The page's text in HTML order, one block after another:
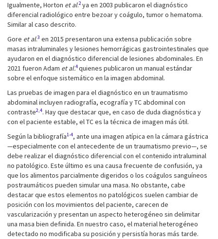
Igualmente, Horton et al.2ya en 2003 publicaron el diagnóstico
diferencial radiológico entre bezoar y coágulo, tumor o hematoma.
Similar al caso descrito.
Gore et al.3 en 2015 presentaron una extensa publicación sobre
masas intraluminales y lesiones hemorrágicas gastrointestinales que
ayudaron en el diagnóstico diferencial de lesiones abdominales. En
2021 fueron Adam et al.4quienes publicaron un manual estándar
sobre el enfoque sistemático en la imagen abdominal.
Las pruebas de imagen para el diagnóstico en un traumatismo
abdominal incluyen radiografía, ecografía y TC abdominal con
contraste2,4. Hay que destacar que, en caso de duda diagnóstica y
con el paciente estable, el TC es la técnica de imagen más útil.
Según la bibliografía1-4, ante una imagen atípica en la cámara gástrica
—especialmente con el antecedente de un traumatismo previo—, se
debe realizar el diagnóstico diferencial con el contenido intraluminal
no patológico. Este último es una causa frecuente de confusión, ya
que los alimentos parcialmente digeridos o los coágulos sanguíneos
postraumáticos pueden simular una masa. No obstante, cabe
destacar que estos elementos no patológicos suelen cambiar de
posición con los movimientos del paciente, carecen de
vascularización y presentan un aspecto heterogéneo sin delimitar
una masa bien definida. En nuestro caso, el material heterogéneo
detectado no modificaba su posición y persistía horas más tarde.